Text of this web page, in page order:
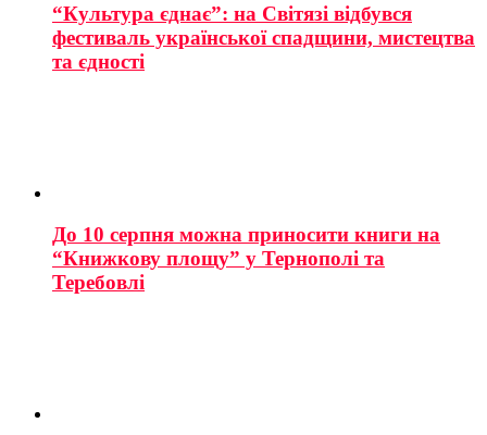
“Культура єднає”: на Світязі відбувся
фестиваль української спадщини, мистецтва
та єдності
До 10 серпня можна приносити книги на
“Книжкову площу” у Тернополі та
Теребовлі